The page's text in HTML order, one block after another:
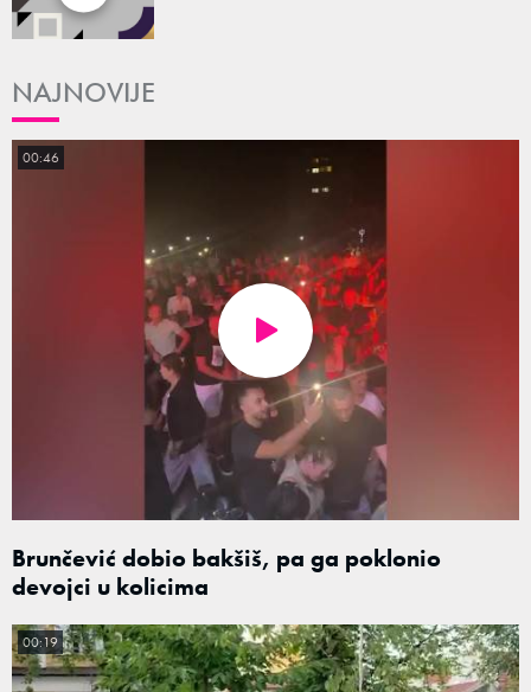
NAJNOVIJE
Brunčević dobio bakšiš, pa ga poklonio
devojci u kolicima
00:46
00:19